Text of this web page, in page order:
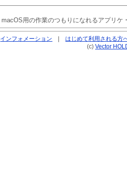
macOS用の作業のつもりになれるアプリケ
インフォメーション |はじめて利用される方
(c) Vector